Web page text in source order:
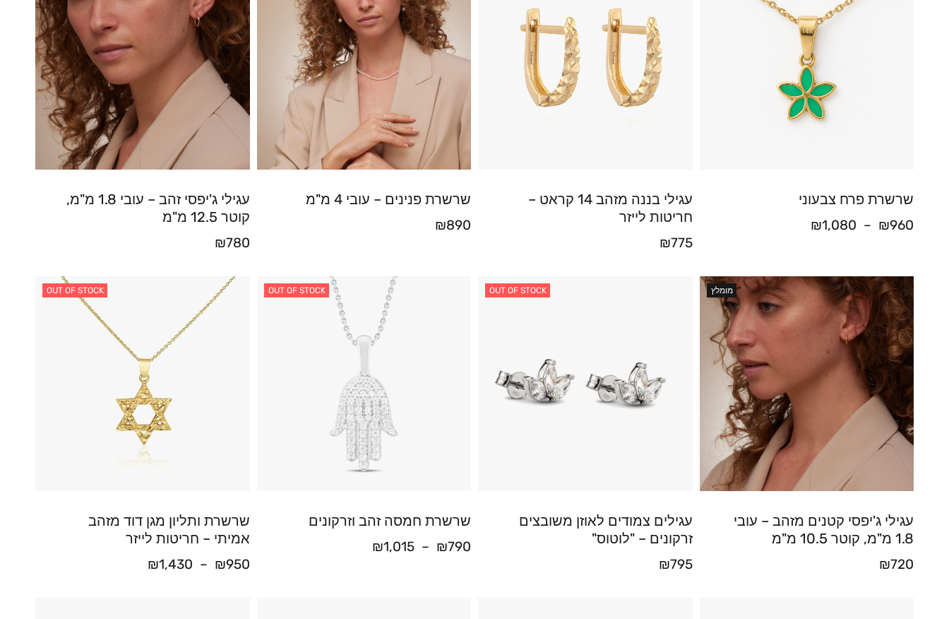
שרשרת פרח צבעוני
₪960
–
₪1,080
עגילי בננה מזהב 14 קראט –
חריטות לייזר
₪775
שרשרת פנינים – עובי 4 מ"מ
₪890
עגילי ג'יפסי זהב – עובי 1.8 מ"מ,
קוטר 12.5 מ"מ
₪780
מומלץ
עגילי ג'יפסי קטנים מזהב – עובי
1.8 מ"מ, קוטר 10.5 מ"מ
₪720
OUT OF STOCK
עגילים צמודים לאוזן משובצים
זרקונים – "לוטוס"
₪795
OUT OF STOCK
שרשרת חמסה זהב וזרקונים
₪790
–
₪1,015
OUT OF STOCK
שרשרת ותליון מגן דוד מזהב
אמיתי – חריטות לייזר
₪950
–
₪1,430